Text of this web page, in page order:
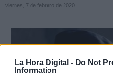
La Hora Digital - Do Not
Information
viernes, 7 de febrero de 2020